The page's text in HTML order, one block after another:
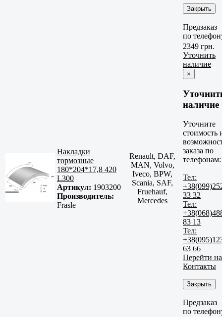
Закрыть
Предзаказ
по
Накладки
тормозные
180*204*17,8 420
L300
Артикул: 1903200
Производитель:
Frasle
Renault, DAF,
MAN, Volvo,
Iveco, BPW,
Scania, SAF,
Fruehauf,
Mercedes
2349 грн.
Уточнить
наличие
×
наличие
Уточните
стоимость
заказа по
телефонам:
Тел:
33 32
Тел:
83 13
Тел:
63 66
Перейти на
Контакты
Закрыть
Предзаказ
по